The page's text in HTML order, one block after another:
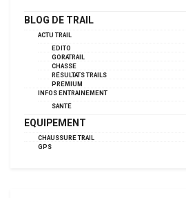
BLOG DE TRAIL
ACTU TRAIL
EDITO
GORATRAIL
CHASSE
RÉSULTATS TRAILS
PREMIUM
INFOS ENTRAINEMENT
SANTÉ
EQUIPEMENT
CHAUSSURE TRAIL
GPS